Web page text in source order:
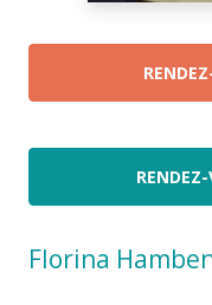
Florina